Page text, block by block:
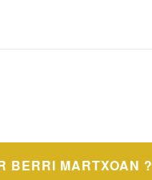
BERRI MARTXOAN ?